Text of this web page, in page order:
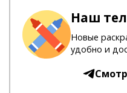
Наш
Новые
удобно и